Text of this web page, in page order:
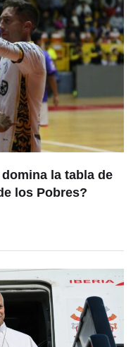
la tabla de
los Pobres?